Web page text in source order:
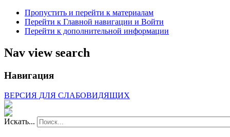
Пропустить и перейти к материалам
Перейти к Главной навигации и Войти
Перейти к дополнительной информации
Nav view search
Навигация
ВЕРСИЯ ДЛЯ СЛАБОВИДЯЩИХ
Искать...